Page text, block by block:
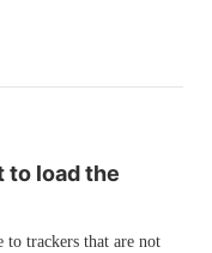
to load the
trackers that are not